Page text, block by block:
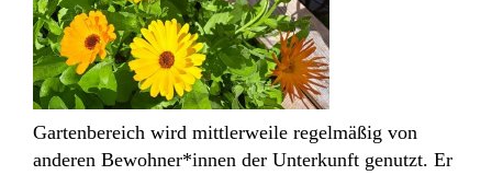
Gartenbereich wird mittlerweile regelmäßig von
anderen Bewohner*innen der Unterkunft genutzt. Er